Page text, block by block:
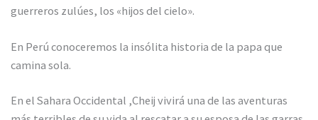
guerreros zulúes, los «hijos del cielo».
En Perú conoceremos la insólita historia de la papa que
camina sola.
En el Sahara Occidental ,Cheij vivirá una de las aventuras